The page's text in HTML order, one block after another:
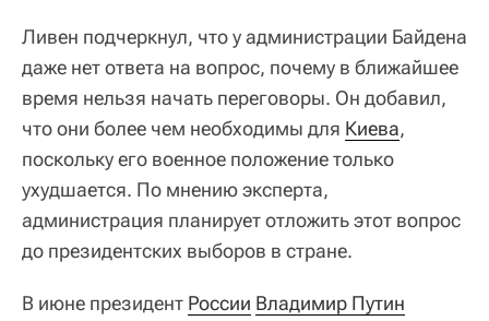
Ливен подчеркнул, что у администрации Байдена
даже нет ответа на вопрос, почему в ближайшее
время нельзя начать переговоры. Он добавил,
что они более чем необходимы для Киева,
поскольку его военное положение только
ухудшается. По мнению эксперта,
администрация планирует отложить этот вопрос
до президентских выборов в стране.
В июне президент России Владимир Путин